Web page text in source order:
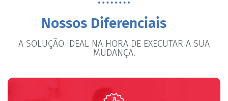
Nossos Diferenciais
A SOLUÇÃO IDEAL NA HORA DE EXECUTAR A SUA
MUDANÇA.